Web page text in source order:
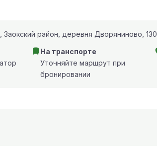
Заокский район, деревня Дворяниново, 130
На транспорте
Уточняйте маршрут при
бронировании